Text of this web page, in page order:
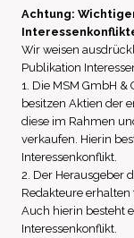
Achtung:
Wir weisen
Publikation
1. Die MSM GmbH &
besitzen Aktien der
diese im Rahmen
verkaufen. Hierin
Interessenkonflikt.
2. Der Herausgeber
Redakteure
Auch hierin besteht
Interessenkonflikt.